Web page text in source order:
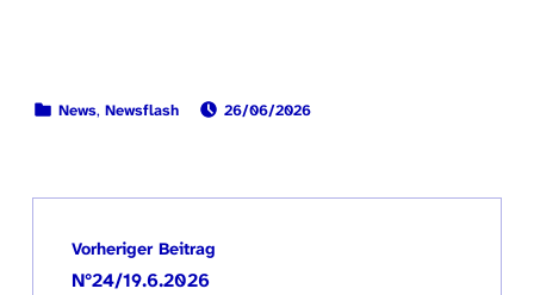
KATEGORISIERT IN:
News, Newsflash 26/06/2026
Beitragsnavigation
Vorheriger Beitrag
N°24/19.6.2026